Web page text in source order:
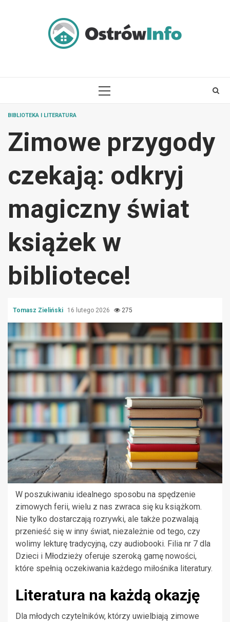
PRIMARY
BIBLIOTEKA I LITERATURA
Zimowe przygody
czekają: odkryj
magiczny świat
książek w
bibliotece!
Tomasz Zieliński 16 lutego 2026 275
W poszukiwaniu idealnego sposobu na spędzenie
zimowych ferii, wielu z nas zwraca się ku książkom.
Nie tylko dostarczają rozrywki, ale także pozwalają
przenieść się w inny świat, niezależnie od tego, czy
wolimy lekturę tradycyjną, czy audiobooki. Filia nr 7 dla
Dzieci i Młodzieży oferuje szeroką gamę nowości,
które spełnią oczekiwania każdego miłośnika literatury.
Literatura na każdą okazję
Dla młodych czytelników, którzy uwielbiają zimowe